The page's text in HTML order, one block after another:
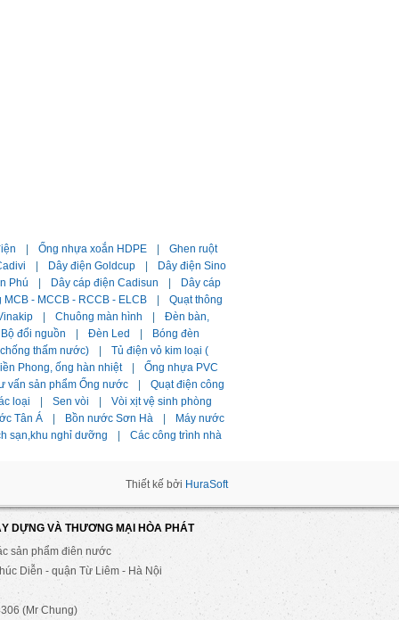
Ống nhựa xoắn HDPE
Ghen ruột
Dây điện Goldcup
Dây điện Sino
Phú
Dây cáp điện Cadisun
Dây cáp
- MCCB - RCCB - ELCB
Quạt thông
Chuông màn hình
Đèn bàn,
Bộ đổi nguồn
Đèn Led
Bóng đèn
thấm nước)
Tủ điện vỏ kim loại (
Phong, ống hàn nhiệt
Ống nhựa PVC
vấn sản phẩm Ống nước
Quạt điện công
loại
Sen vòi
Vòi xịt vệ sinh phòng
Tân Á
Bồn nước Sơn Hà
Máy nước
sạn,khu nghỉ dưỡng
Các công trình nhà
Thiết kế bởi HuraSoft
DỰNG VÀ THƯƠNG MẠI HÒA PHÁT
sản phẩm điên nước
Diễn - quận Từ Liêm - Hà Nội
(Mr Chung)